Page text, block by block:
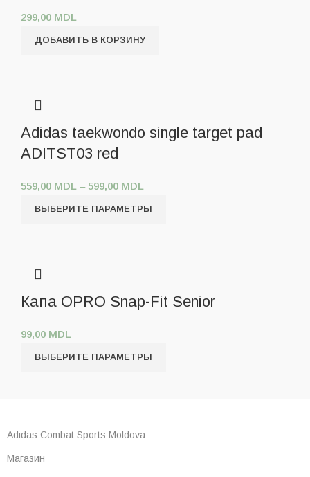
299,00 MDL
ДОБАВИТЬ В КОРЗИНУ
Adidas taekwondo single target pad
ADITST03 red
559,00 MDL – 599,00 MDL
ВЫБЕРИТЕ ПАРАМЕТРЫ
Капа OPRO Snap-Fit Senior
99,00 MDL
ВЫБЕРИТЕ ПАРАМЕТРЫ
Adidas Combat Sports Moldova
Магазин